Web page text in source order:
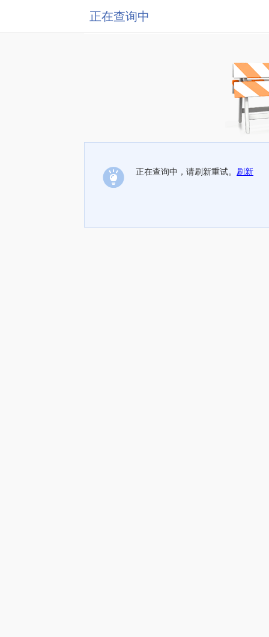
正在查询中
正在查询中，请刷新重试。 刷新